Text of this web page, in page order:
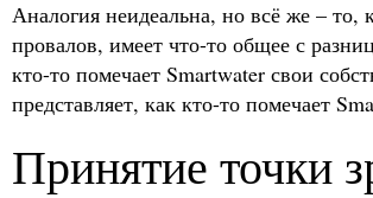
Аналогия неидеальна, но всё же –
провалов, имеет что-то общее с
кто-то помечает Smartwater свои
представляет, как кто-то помечает
Принятие точки